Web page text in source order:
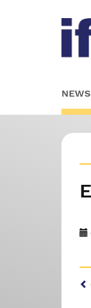
to
main
NEWS